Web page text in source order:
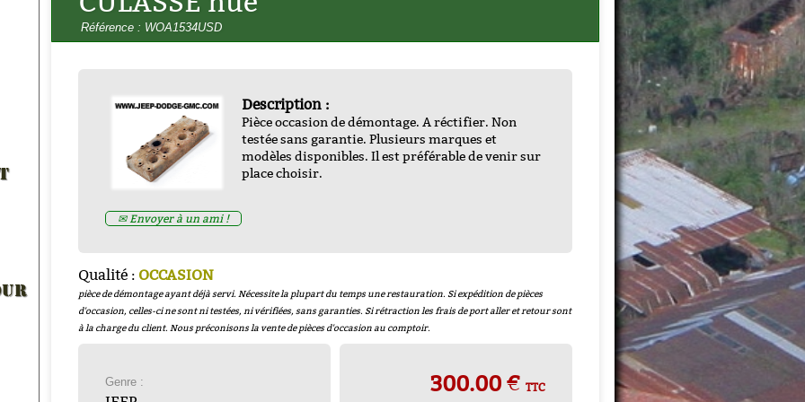
Référence : WOA1534USD
✉ Envoyer à un ami !
Description :
Pièce occasion de démontage. A réctifier. Non
testée sans garantie. Plusieurs marques et
modèles disponibles. Il est préférable de venir sur
place choisir.
Qualité : OCCASION
pièce de démontage ayant déjà servi. Nécessite la plupart du temps une restauration. Si expédition de pièces
d'occasion, celles-ci ne sont ni testées, ni vérifiées, sans garanties. Si rétraction les frais de port aller et retour sont
à la charge du client. Nous préconisons la vente de pièces d'occasion au comptoir.
Genre : 300.00 €TTC
ESSENCE 20W50
5 litres
- H20W50
CARTOUCHE FILTRE A HUILE + Joint
caoutchouc et 3 joints cuivre-
WOA1236